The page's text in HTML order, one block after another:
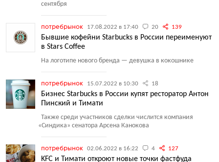
сентября
потребрынок 17.08.2022 в 17:40 20 139
Бывшие кофейни Starbucks в России переименуют
в Stars Coffee
На логотипе нового бренда — девушка в кокошнике
потребрынок 15.07.2022 в 10:30 18
Бизнес Starbucks в России купят ресторатор Антон
Пинский и Тимати
Также среди участников сделки числится компания
«Синдика» сенатора Арсена Канокова
потребрынок 02.06.2022 в 16:22 4 127
KFC и Тимати откроют новые точки фастфуда